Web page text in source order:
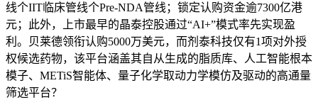
线个IIT临床管线个Pre-NDA管线；锁定认购资金逾7300亿港
元；此外，上市最早的晶泰控股通过“AI+”模式率先实现盈
利。贝莱德领衔认购5000万美元，而剂泰科技仅有1项对外授
权候选药物，该平台涵盖其自从生成的脂质库、人工智能根本
模子、METiS智能体、量子化学取动力学模仿及驱动的高通量
筛选平台？